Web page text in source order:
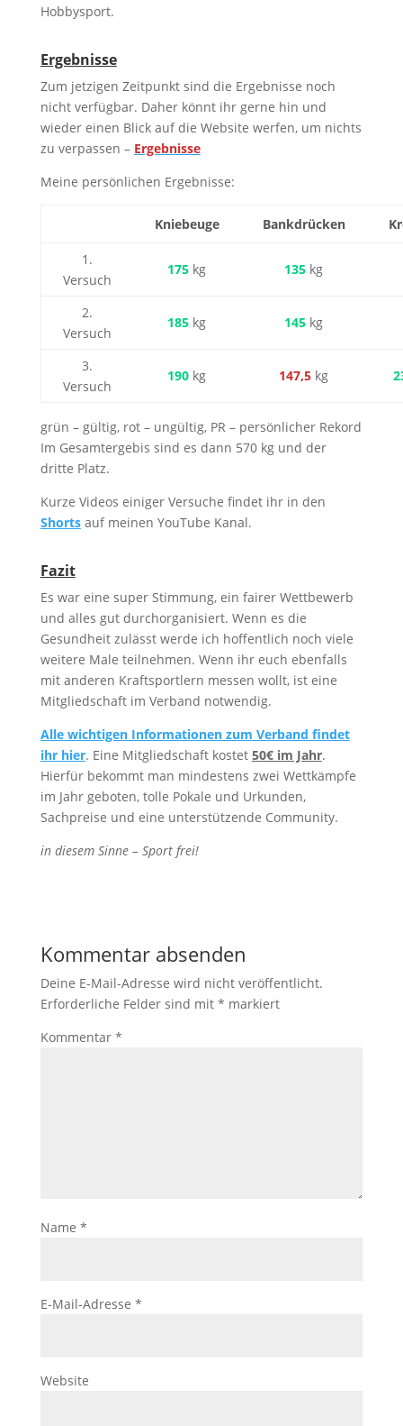
Hobbysport.
Ergebnisse
Zum jetzigen Zeitpunkt sind die Ergebnisse noch
nicht verfügbar. Daher könnt ihr gerne hin und
wieder einen Blick auf die Website werfen, um nichts
zu verpassen – Ergebnisse
Meine persönlichen Ergebnisse:
Kniebeuge Bankdrücken
1.
Versuch
175 kg 135 kg
2.
Versuch
185 kg 145 kg
3.
Versuch
190 kg 147,5 kg
grün – gültig, rot – ungültig, PR – persönlicher Rekord
Im Gesamtergebis sind es dann 570 kg und der
dritte Platz.
Kurze Videos einiger Versuche findet ihr in den
Shortsauf meinen YouTube Kanal.
Fazit
Es war eine super Stimmung, ein fairer Wettbewerb
und alles gut durchorganisiert. Wenn es die
Gesundheit zulässt werde ich hoffentlich noch viele
weitere Male teilnehmen. Wenn ihr euch ebenfalls
mit anderen Kraftsportlern messen wollt, ist eine
Mitgliedschaft im Verband notwendig.
Alle wichtigen Informationen zum Verband findet
ihr hier. Eine Mitgliedschaft kostet 50€ im Jahr.
Hierfür bekommt man mindestens zwei Wettkämpfe
im Jahr geboten, tolle Pokale und Urkunden,
Sachpreise und eine unterstützende Community.
in diesem Sinne – Sport frei!
Kommentar absenden
Deine E-Mail-Adresse wird nicht veröffentlicht.
Erforderliche Felder sind mit * markiert
Kommentar *
Name *
E-Mail-Adresse *
Website